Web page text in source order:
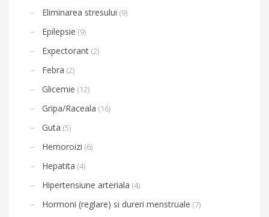
Eliminarea stresului (9)
Epilepsie (9)
Expectorant (2)
Febra (2)
Glicemie (12)
Gripa/Raceala (16)
Guta (5)
Hemoroizi (6)
Hepatita (4)
Hipertensiune arteriala (4)
Hormoni (reglare) si dureri menstruale (7)